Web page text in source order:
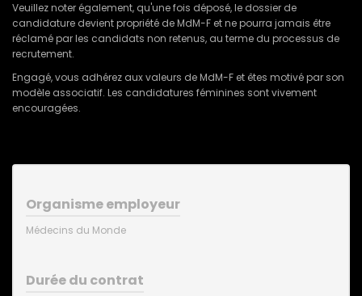
Veuillez noter également, qu'une fois déposé, le dossier de
candidature devient propriété de MdM-F et ne pourra jamais être
réclamé par les candidats non retenus, au terme du processus de
recrutement.
Engagé, vous adhérez aux valeurs de MdM-F et êtes motivé par son
modèle associatif. Les candidatures féminines sont vivement
encouragées.
Organisme employeur
Médecins du Monde
Durée du contrat